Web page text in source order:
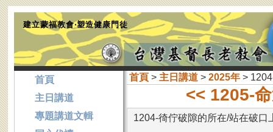
建立蒙福教會‧塑造健康門徒
首頁> 主日講道> 2025年>
<< 1205-
1204-徛佇破隙的所在/站在破口
首頁
主日講道
專題講道文輯